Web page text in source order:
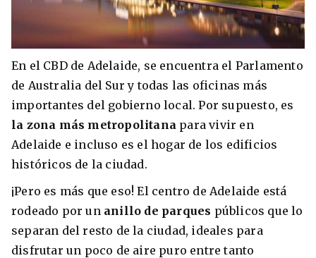
En el CBD de Adelaide, se encuentra el Parlamento
de Australia del Sur y todas las oficinas más
importantes del gobierno local. Por supuesto, es
la zona más metropolitana para vivir en
Adelaide e incluso es el hogar de los edificios
históricos de la ciudad.
¡Pero es más que eso! El centro de Adelaide está
rodeado por un anillo de parques públicos que lo
separan del resto de la ciudad, ideales para
disfrutar un poco de aire puro entre tanto